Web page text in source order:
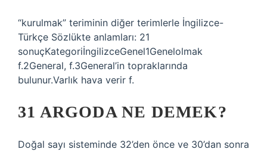
“kurulmak” teriminin diğer terimlerle İngilizce-
Türkçe Sözlükte anlamları: 21
sonuçKategoriİngilizceGenel1Genelolmak
f.2General, f.3General’in topraklarında
bulunur.Varlık hava verir f.
31 ARGODA NE DEMEK?
Doğal sayı sisteminde 32’den önce ve 30’dan sonra